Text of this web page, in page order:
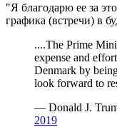
"Я благодарю ее за
графика (встречи) в
....The Prime
expense and
Denmark by
look forward to
— Donald J.
2019